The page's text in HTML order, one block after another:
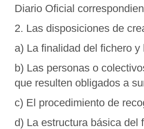
Diario Oficial
2. Las disposiciones de
a) La finalidad del fichero
b) Las personas o
que resulten obligados a
c) El procedimiento de
d) La estructura básica del